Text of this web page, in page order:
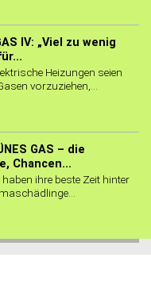
IV: „Viel zu wenig
Heizungen seien
vorzuziehen,...
GAS – die
Chancen...
ihre beste Zeit hinter